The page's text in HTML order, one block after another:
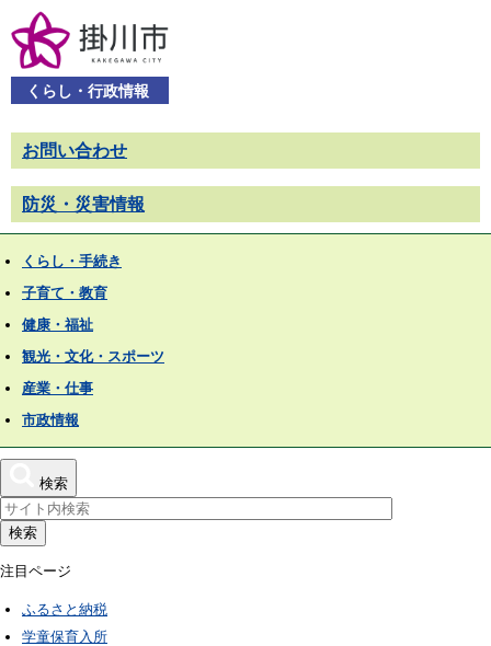
くらし・行政情報
お問い合わせ
防災・災害情報
くらし・手続き
子育て・教育
健康・福祉
観光・文化・スポーツ
産業・仕事
市政情報
検索
検索
注目ページ
ふるさと納税
学童保育入所